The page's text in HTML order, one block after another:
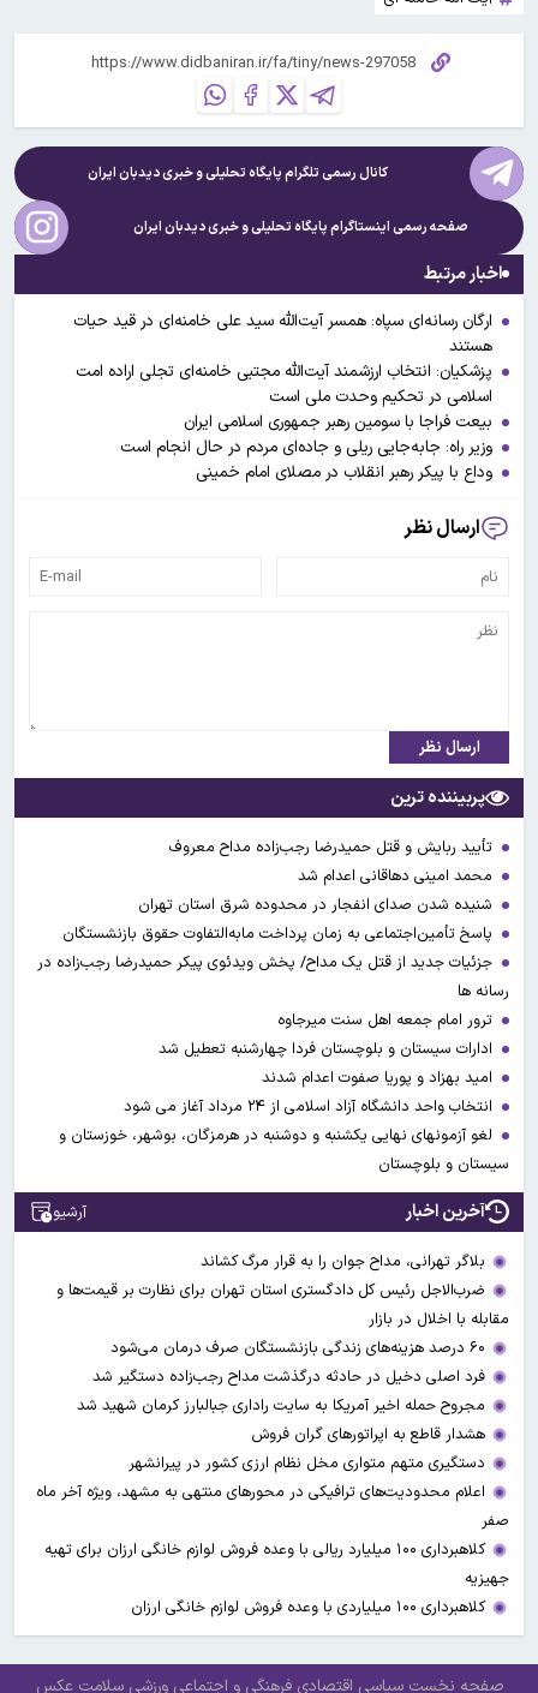
کانال رسمی تلگرام پایگاه تحلیلی و خبریدیدبان ایران
صفحه رسمی اینستاگرام پایگاه تحلیلی و خبریدیدبان ایران
اخبار مرتبط
ارگان رسانه‌ای سپاه: همسر آیت‌الله سید علی خامنه‌ای در قید حیات
هستند
پزشکیان: انتخاب ارزشمند آیت‌الله مجتبی خامنه‌ای تجلی اراده امت
اسلامی در تحکیم وحدت ملی است
بیعت فراجا با سومین رهبر جمهوری اسلامی ایران
وزیر راه: جابه‌جایی ریلی و جاده‌ای مردم در حال انجام است
وداع با پیکر رهبر انقلاب در مصلای امام خمینی
ارسال نظر
ارسال نظر
پربیننده ترین
تأیید ربایش و قتل حمیدرضا رجب‌زاده مداح معروف
محمد امینی دهاقانی اعدام شد
شنیده شدن صدای انفجار در محدوده شرق استان تهران
پاسخ تأمین‌اجتماعی به زمان پرداخت مابه‌التفاوت حقوق بازنشستگان
جزئیات جدید از قتل یک مداح/ پخش ویدئوی پیکر حمیدرضا رجب‌زاده در
رسانه ها
ترور امام جمعه اهل سنت میرجاوه
ادارات سیستان و بلوچستان فردا چهارشنبه تعطیل شد
امید بهزاد و پوریا صفوت اعدام شدند
انتخاب واحد دانشگاه آزاد اسلامی از ۲۴ مرداد آغاز می شود
لغو آزمونهای نهایی یکشنبه و دوشنبه در هرمزگان، بوشهر، خوزستان و
سیستان و بلوچستان
آخرین اخبار آرشیو
بلاگر تهرانی، مداح جوان را به قرار مرگ کشاند
ضرب‌الاجل رئیس کل دادگستری استان تهران برای نظارت بر قیمت‌ها و
مقابله با اخلال در بازار
۶۰ درصد هزینه‌های زندگی بازنشستگان صرف درمان می‌شود
فرد اصلی دخیل در حادثه درگذشت مداح رجب‌زاده دستگیر شد
مجروح حمله اخیر آمریکا به سایت راداری جبالبارز کرمان شهید شد
هشدار قاطع به اپراتورهای گران فروش
دستگیری متهم متواری مخل نظام ارزی کشور در پیرانشهر
اعلام محدودیت‌های ترافیکی در محورهای منتهی به مشهد، ویژه آخر ماه
صفر
کلاهبرداری ۱۰۰ میلیارد ریالی با وعده فروش لوازم خانگی ارزان برای تهیه
جهیزیه
کلاهبرداری ۱۰۰ میلیاردی با وعده فروش لوازم خانگی ارزان
صفحه نخست سیاسی اقتصادی فرهنگی و اجتماعی ورزشی سلامت عکس